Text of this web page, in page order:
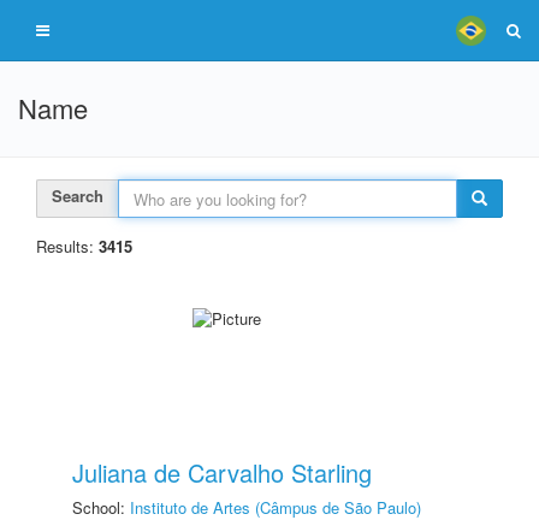
Name
Search
Results: 3415
Juliana de Carvalho Starling
School: Instituto de Artes (Câmpus de São Paulo)